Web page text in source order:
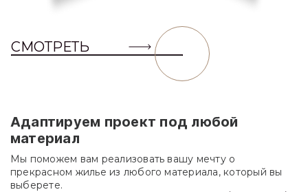
СМОТРЕТЬ
Адаптируем проект под любой
материал
Мы поможем вам реализовать вашу мечту о
прекрасном жилье из любого материала, который вы
выберете.